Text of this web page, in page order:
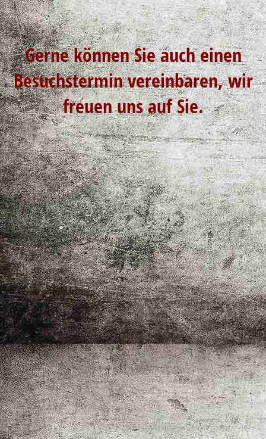
Gerne können Sie auch einen
Besuchstermin vereinbaren, wir
freuen uns auf Sie.